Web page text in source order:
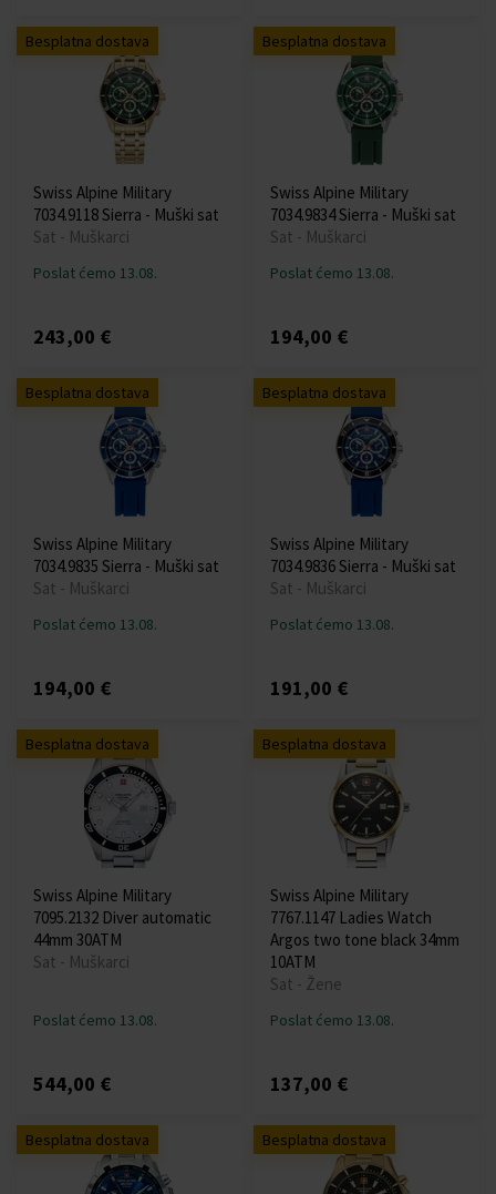
Besplatna dostava
Swiss Alpine Military
7034.9118 Sierra - Muški sat
Sat - Muškarci
Poslat ćemo 13.08.
243,00 €
Besplatna dostava
Swiss Alpine Military
7034.9834 Sierra - Muški sat
Sat - Muškarci
Poslat ćemo 13.08.
194,00 €
Besplatna dostava
Swiss Alpine Military
7034.9835 Sierra - Muški sat
Sat - Muškarci
Poslat ćemo 13.08.
194,00 €
Besplatna dostava
Swiss Alpine Military
7034.9836 Sierra - Muški sat
Sat - Muškarci
Poslat ćemo 13.08.
191,00 €
Besplatna dostava
Swiss Alpine Military
7095.2132 Diver automatic
44mm 30ATM
Sat - Muškarci
Poslat ćemo 13.08.
544,00 €
Besplatna dostava
Swiss Alpine Military
7767.1147 Ladies Watch
Argos two tone black 34mm
10ATM
Sat - Žene
Poslat ćemo 13.08.
137,00 €
Besplatna dostava Besplatna dostava